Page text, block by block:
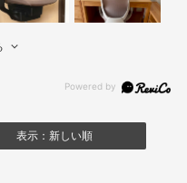
表示：新しい順